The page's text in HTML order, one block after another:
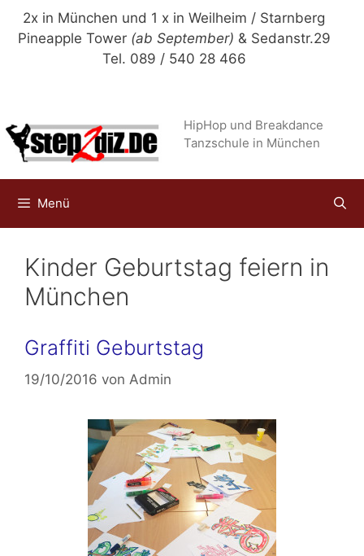
Zum
Inhalt
2x in München und 1 x in Weilheim / Starnberg
Pineapple Tower (ab September) & Sedanstr.29
Tel. 089 / 540 28 466
HipHop und Breakdance
Tanzschule in München
Menü
Kinder Geburtstag feiern in
München
Graffiti Geburtstag
19/10/2016 von Admin